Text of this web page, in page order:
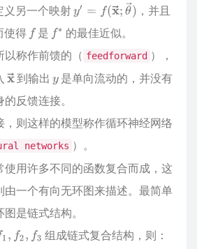
义另一个映射
，并且
使得 是
的最佳近似。
以称作前馈的（ feedforward ），
到输出
是单向流动的，并没有
反馈连接。
，则这样的模型称作循环神经网络
networks ）。
使用许多不同的函数复合而成，这
由一个有向无环图来描述。最简单
是链式结构。
组成链式复合结构，则：